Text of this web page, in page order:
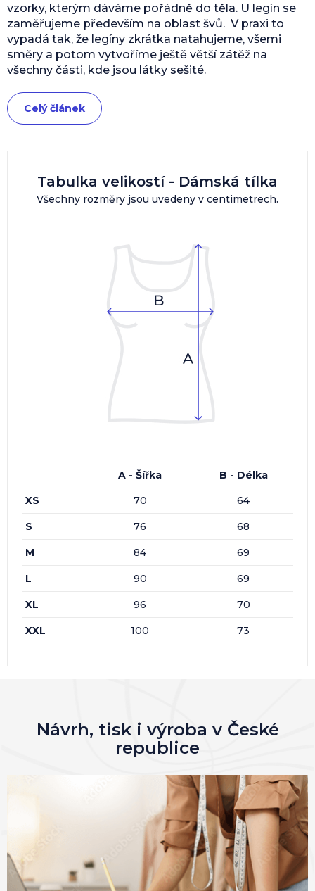
Tabulka velikostí - Dámská tílka
Všechny rozměry jsou uvedeny v centimetrech.
A - Šířka
B - Délka
XS
70 64
S 76 68
M 84 69
L 90 69
XL 96 70
XXL 100 73
vzorky, kterým dáváme pořádně do těla. U legín se
zaměřujeme především na oblast švů. V praxi to
vypadá tak, že legíny zkrátka natahujeme, všemi
směry a potom vytvoříme ještě větší zátěž na
všechny části, kde jsou látky sešité.
Celý článek
Návrh, tisk i výroba v České
republice